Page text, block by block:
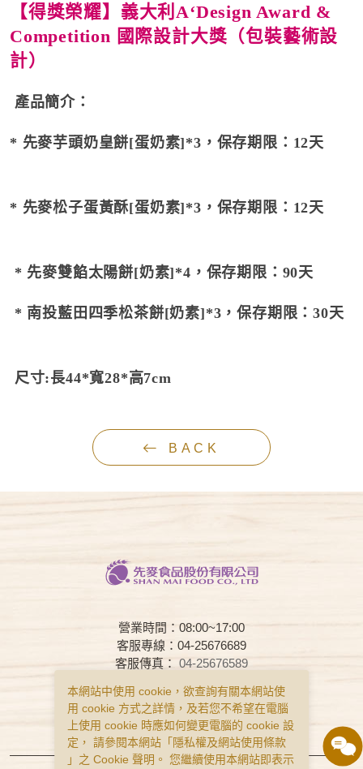
【得獎榮耀】 義大利A‘Design Award &
Competition 國際設計大獎（包裝藝術設
計）
產品簡介：
* 先麥芋頭奶皇餅[蛋奶素]*3，保存期限：12天
* 先麥松子蛋黃酥[蛋奶素]*3，保存期限：12天
* 先麥雙餡太陽餅[奶素]*4，保存期限：90天
* 南投藍田四季松茶餅[奶素]*3，保存期限：30天
尺寸:長44*寬28*高7cm
BACK
營業時間：08:00~17:00
客服專線：04-25676689
客服傳真： 04-25676589
常見問題 購物說明
隱私權政策
服務條款
本網站中使用 cookie，欲查詢有關本網站使
用 cookie 方式之詳情，及若您不希望在電腦
上使用 cookie 時應如何變更電腦的 cookie 設
定， 請參閱本網站「 隱私權及網站使用條款
」之 Cookie 聲明。 您繼續使用本網站即表示